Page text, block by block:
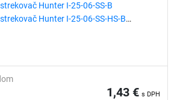
Hunter I-25-06-SS-B
Hunter I-25-06-SS-HS-B
1,43 € s DPH